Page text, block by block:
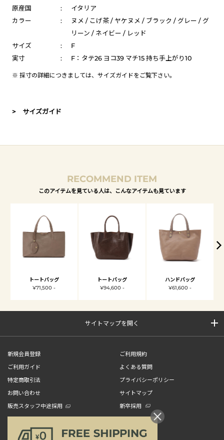
原産国
:
イタリア
カラー
:
ヌメ / こげ茶 / ヤケヌメ / ブラック / グレー / グ
リーン / ネイビー / レッド
サイズ
:
F
実寸
: F：タテ26 ヨコ39 マチ15 持ち手上がり10
※ 採寸の詳細につきましては、 サイズガイドをご覧下さい。
> サイズガイド
RECOMMEND ITEM
このアイテムを見ている人は、こんなアイテムも見ています
トートバッグ
¥71,500 -
トートバッグ
¥94,600 -
ハンドバッグ
¥61,600 -
サイトマップを開く
新規会員登録
ご利用規約
ご利用ガイド
よくある質問
特定商取引法
プライバシーポリシー
お問い合わせ
サイトマップ
販売スタッフ中途採用
新卒採用